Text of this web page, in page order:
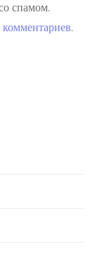
спамом.
.